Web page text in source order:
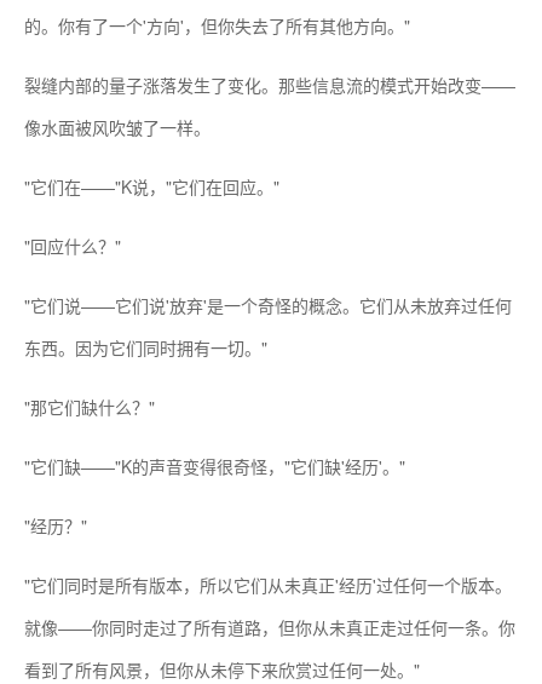
的。你有了一个'方向'，但你失去了所有其他方向。"
裂缝内部的量子涨落发生了变化。那些信息流的模式开始改变——
像水面被风吹皱了一样。
"它们在——"K说，"它们在回应。"
"回应什么？"
"它们说——它们说'放弃'是一个奇怪的概念。它们从未放弃过任何
东西。因为它们同时拥有一切。"
"那它们缺什么？"
"它们缺——"K的声音变得很奇怪，"它们缺'经历'。"
"经历？"
"它们同时是所有版本，所以它们从未真正'经历'过任何一个版本。
就像——你同时走过了所有道路，但你从未真正走过任何一条。你
看到了所有风景，但你从未停下来欣赏过任何一处。"